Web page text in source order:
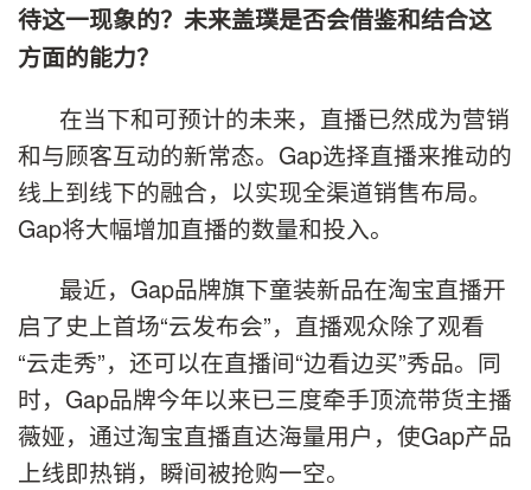
待这一现象的？未来盖璞是否会借鉴和结合这
方面的能力？
在当下和可预计的未来，直播已然成为营销
和与顾客互动的新常态。Gap选择直播来推动的
线上到线下的融合，以实现全渠道销售布局。
Gap将大幅增加直播的数量和投入。
最近，Gap品牌旗下童装新品在淘宝直播开
启了史上首场“云发布会”，直播观众除了观看
“云走秀”，还可以在直播间“边看边买”秀品。同
时，Gap品牌今年以来已三度牵手顶流带货主播
薇娅，通过淘宝直播直达海量用户，使Gap产品
上线即热销，瞬间被抢购一空。